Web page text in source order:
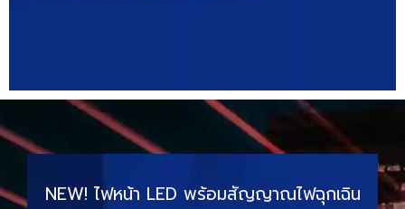
NEW! ไฟหน้า LED พร้อมสัญญาณไฟฉุกเฉิน